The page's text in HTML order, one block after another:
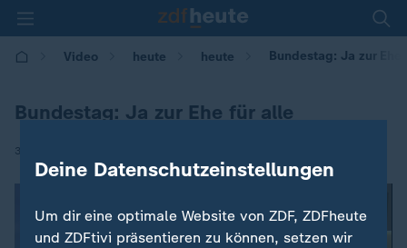
Video heute heute Bundestag: Ja zur Ehe
Bundestag: Ja zur Ehe für alle
30.06.2017 | 09:53
Deine Datenschutzeinstellungen
Um dir eine optimale Website von ZDF, ZDFheute
und ZDFtivi präsentieren zu können, setzen wir